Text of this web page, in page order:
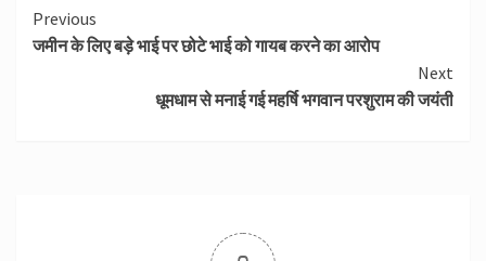
Continue
Reading
Previous
जमीन के लिए बड़े भाई पर छोटे भाई को गायब करने का आरोप
Next
धूमधाम से मनाई गई महर्षि भगवान परशुराम की जयंती